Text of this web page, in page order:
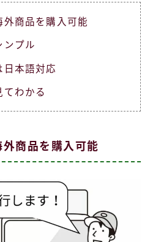
外商品を購入可能
ンプル
日本語対応
てわかる
外商品を購入可能